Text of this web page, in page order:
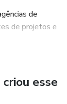
de
de projetos e
CBF,
esse